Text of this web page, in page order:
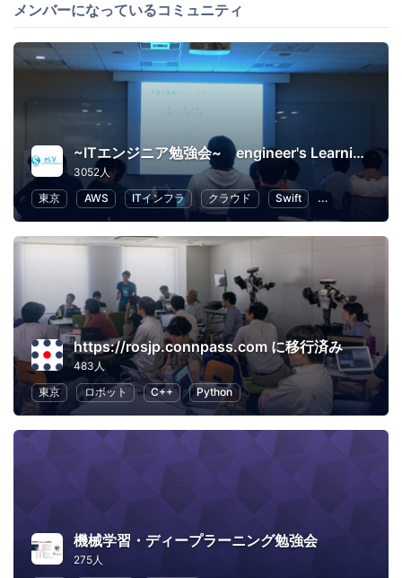
メンバーになっているコミュニティ
~ITエンジニア勉強会~ engineer's Learning･Vesper
3052人
東京
AWS ITインフラ クラウド Swift プログラミング
https://rosjp.connpass.com に移行済み
483人
東京
ロボット C++ Python
機械学習・ディープラーニング勉強会
275人